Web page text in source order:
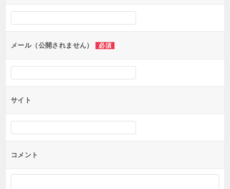
シ
ンメール（公開されません） 必須
サイト
コメント